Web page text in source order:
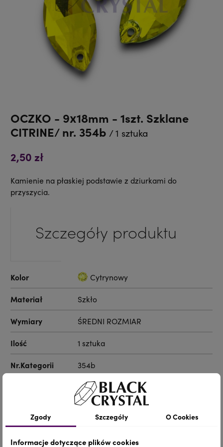
OCZKO - 9x18mm - 1szt. Szklane
CITRINE/ nr. 354b / 1 sztuka
2,50 zł
Kamienie na płaskiej podstawie z dziurkami do
przyszycia.
Szczegóły produktu
Kolor Cytrynowy
Materiał Szkło
Wymiary ŚREDNI ROZMIAR
Ilość 1 sztuka
Nr.Kategorii 354b
Dodaj do koszyka
Udostępnij
Zgody Szczegóły O Cookies
Informacje dotyczące plików cookies